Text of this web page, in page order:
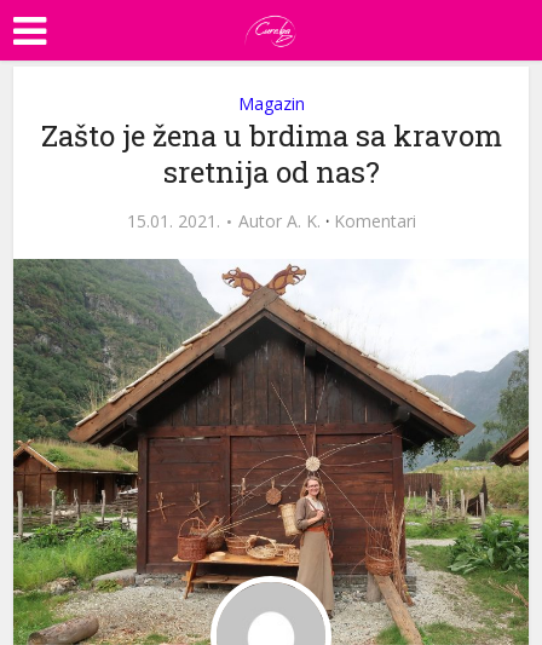
Magazin
Zašto je žena u brdima sa kravom
sretnija od nas?
15.01. 2021. Autor A. K. · Komentari